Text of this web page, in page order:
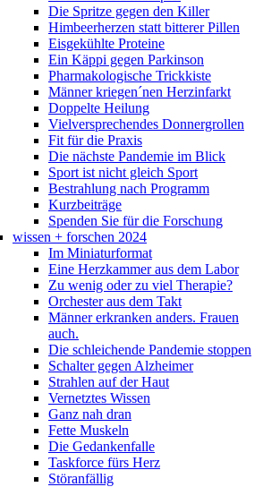
Die Spritze gegen den Killer
Himbeerherzen statt bitterer Pillen
Eisgekühlte Proteine
Ein Käppi gegen Parkinson
Pharmakologische Trickkiste
Männer kriegen´nen Herzinfarkt
Doppelte Heilung
Vielversprechendes Donnergrollen
Fit für die Praxis
Die nächste Pandemie im Blick
Sport ist nicht gleich Sport
Bestrahlung nach Programm
Kurzbeiträge
Spenden Sie für die Forschung
wissen + forschen 2024
Im Miniaturformat
Eine Herzkammer aus dem Labor
Zu wenig oder zu viel Therapie?
Orchester aus dem Takt
Männer erkranken anders. Frauen
auch.
Die schleichende Pandemie stoppen
Schalter gegen Alzheimer
Strahlen auf der Haut
Vernetztes Wissen
Ganz nah dran
Fette Muskeln
Die Gedankenfalle
Taskforce fürs Herz
Störanfällig